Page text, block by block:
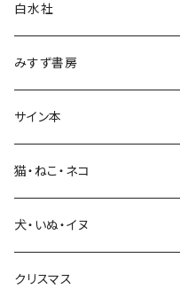
生活・暮らし
芸術・絵画・写真
白水社
みすず書房
サイン本
猫・ねこ・ネコ
犬・いぬ・イヌ
クリスマス